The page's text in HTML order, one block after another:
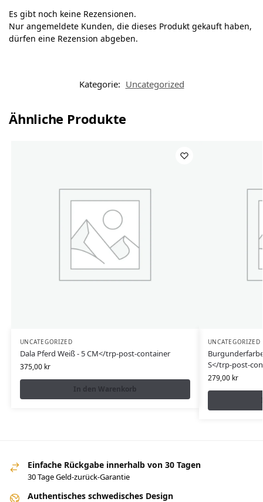
Es gibt noch keine Rezensionen.
Nur angemeldete Kunden, die dieses Produkt gekauft haben,
dürfen eine Rezension abgeben.
Kategorie: Uncategorized
Ähnliche Produkte
UNCATEGORIZED
Dala Pferd Weiß - 5 CM</trp-post-container
375,00 kr
In den Warenkorb
UNCATEGORIZED
S</trp-post-
279,00 kr
Einfache Rückgabe innerhalb von 30 Tagen
30 Tage Geld-zurück-Garantie
Authentisches schwedisches Design